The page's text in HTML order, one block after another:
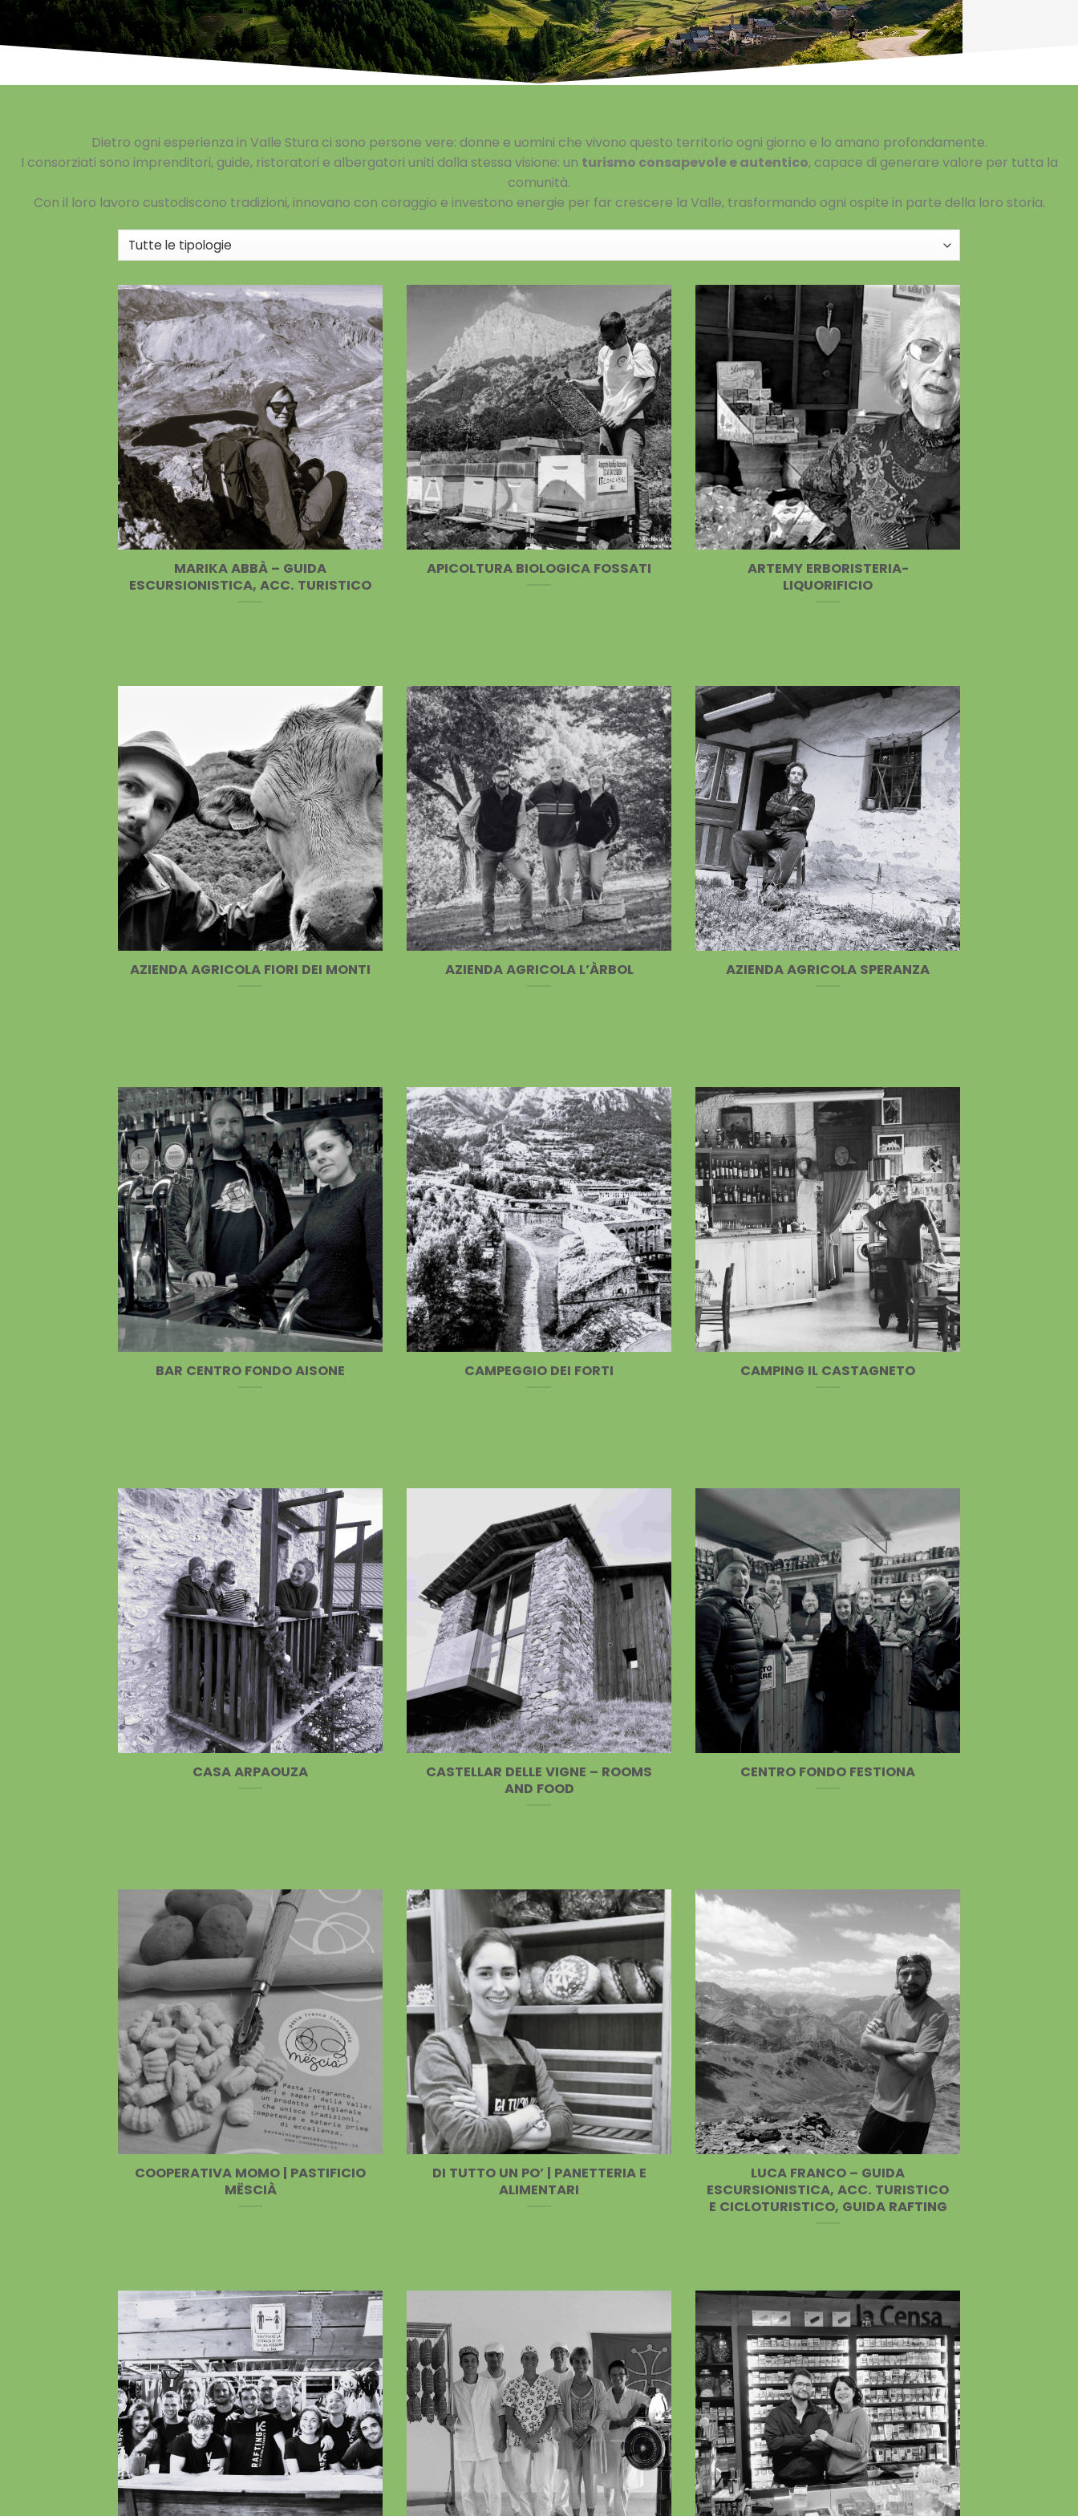
Dietro ogni esperienza in Valle Stura ci sono persone vere: donne e uomini che vivono questo territorio ogni giorno e lo amano profondamente.
I consorziati sono imprenditori, guide, ristoratori e albergatori uniti dalla stessa visione: un turismo consapevole e autentico, capace di generare valore per tutta la
comunità.
Con il loro lavoro custodiscono tradizioni, innovano con coraggio e investono energie per far crescere la Valle, trasformando ogni ospite in parte della loro storia.
MARIKA ABBÀ – GUIDA
ESCURSIONISTICA, ACC. TURISTICO
APICOLTURA BIOLOGICA FOSSATI
ARTEMY ERBORISTERIA-
LIQUORIFICIO
AZIENDA AGRICOLA FIORI DEI MONTI AZIENDA AGRICOLA L’ÀRBOL AZIENDA AGRICOLA SPERANZA
BAR CENTRO FONDO AISONE CAMPEGGIO DEI FORTI CAMPING IL CASTAGNETO
CASA ARPAOUZA
CASTELLAR DELLE VIGNE – ROOMS
AND FOOD
CENTRO FONDO FESTIONA
COOPERATIVA MOMO | PASTIFICIO
MËSCIÀ
DI TUTTO UN PO’ | PANETTERIA E
ALIMENTARI
LUCA FRANCO – GUIDA
ESCURSIONISTICA, ACC. TURISTICO
E CICLOTURISTICO, GUIDA RAFTING